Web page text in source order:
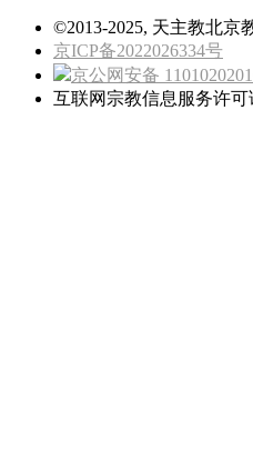
©2013-2025, 天主教北京
京ICP备2022026334号
京公网安备
互联网宗教信息服务许可